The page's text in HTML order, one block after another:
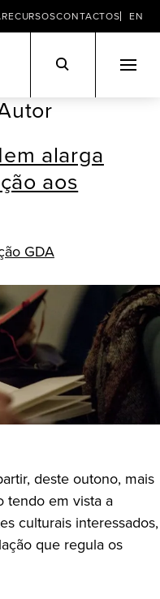
RECURSOSCONTACTOS EN
alarga
aos
GDA
deste outono, mais
tendo em vista a
culturais interessados,
que regula os